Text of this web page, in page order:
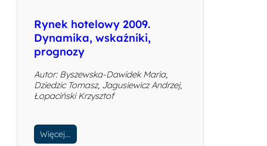
Rynek hotelowy 2009.
Dynamika, wskaźniki,
prognozy
Autor: Byszewska-Dawidek Maria,
Dziedzic Tomasz, Jagusiewicz Andrzej,
Łopaciński Krzysztof
Więcej…